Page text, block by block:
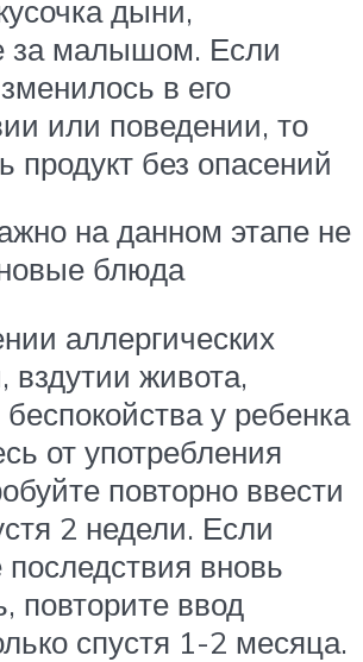
дыни,
за малышом. Если
в его
или поведении, то
продукт без опасений
на данном этапе не
блюда
аллергических
живота,
у ребенка
от употребления
повторно ввести
2 недели. Если
последствия вновь
повторите ввод
спустя 1-2 месяца.